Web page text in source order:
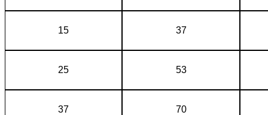
15 37
25 53
37 70